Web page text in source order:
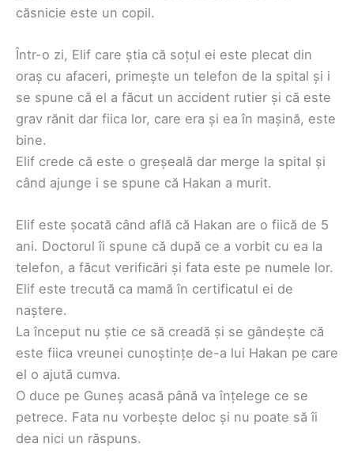
căsnicie este un copil.
Într-o zi, Elif care știa că soțul ei este plecat din
oraș cu afaceri, primește un telefon de la spital și i
se spune că el a făcut un accident rutier și că este
grav rănit dar fiica lor, care era și ea în mașină, este
bine.
Elif crede că este o greșeală dar merge la spital și
când ajunge i se spune că Hakan a murit.
Elif este șocată când află că Hakan are o fiică de 5
ani. Doctorul îi spune că după ce a vorbit cu ea la
telefon, a făcut verificări și fata este pe numele lor.
Elif este trecută ca mamă în certificatul ei de
naștere.
La început nu știe ce să creadă și se gândește că
este fiica vreunei cunoștințe de-a lui Hakan pe care
el o ajută cumva.
O duce pe Guneș acasă până va înțelege ce se
petrece. Fata nu vorbește deloc și nu poate să îi
dea nici un răspuns.